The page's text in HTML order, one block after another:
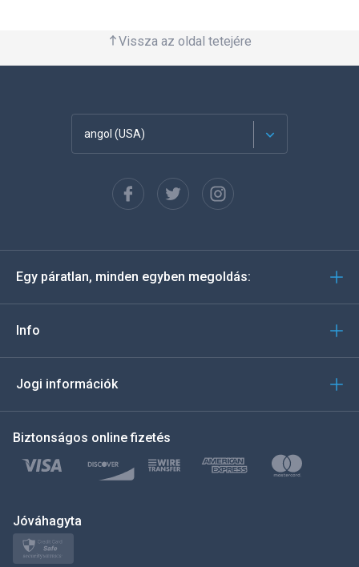
Vissza az oldal tetejére
angol (USA)
Español
Deutsch
Türkçe
Polski
Egy páratlan, minden egyben megoldás:
Info
Jogi információk
Biztonságos online fizetés
Jóváhagyta